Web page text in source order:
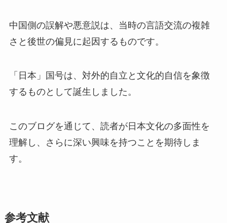
中国側の誤解や悪意説は、当時の言語交流の複雑
さと後世の偏見に起因するものです。
「日本」国号は、対外的自立と文化的自信を象徴
するものとして誕生しました。
このブログを通じて、読者が日本文化の多面性を
理解し、さらに深い興味を持つことを期待しま
す。
参考文献